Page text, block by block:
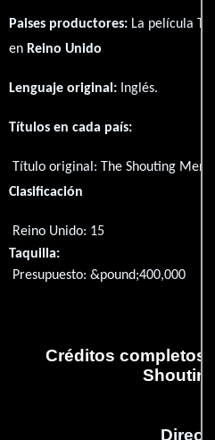
Paises productores: La película
en Reino Unido
Lenguaje original: Inglés.
Títulos en cada país:
Título original: The Shouting Men
Clasificación
Reino Unido: 15
Taquilla:
Presupuesto: &pound;400,000
Créditos completos
Shouting